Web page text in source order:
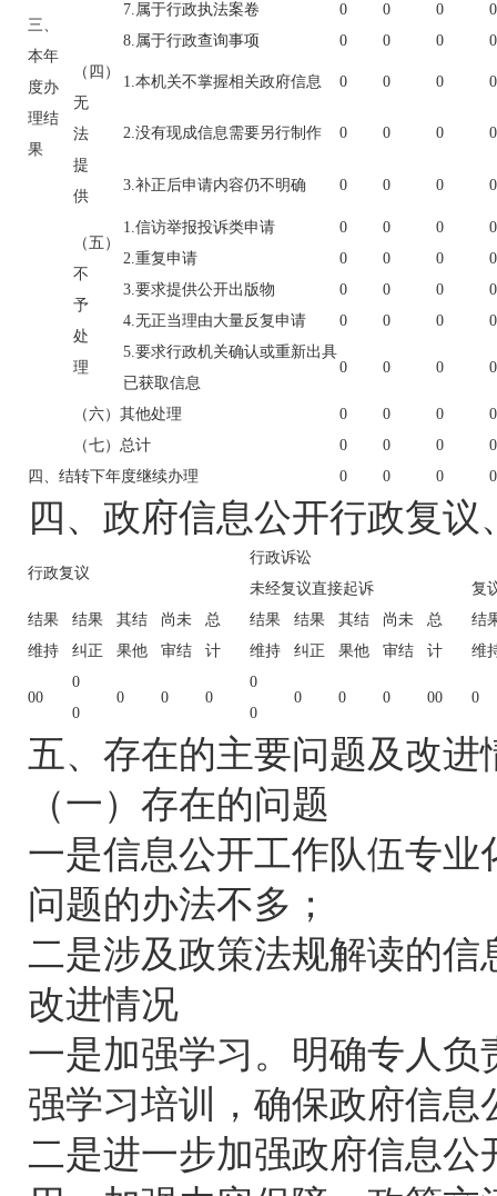
三、
本年
度办
理结
果
7.属于行政执法案卷
0 0 0
0
8.属于行政查询事项
0 0 0
0
（四）
无
法
提
供
1.本机关不掌握相关政府信息 0 0 0 0
2.没有现成信息需要另行制作 0 0 0 0
3.补正后申请内容仍不明确 0 0 0 0
（五）
不
予
处
理
1.信访举报投诉类申请 0 0 0
0
2.重复申请
0 0 0
0
3.要求提供公开出版物
0 0 0
0
4.无正当理由大量反复申请
0 0 0
0
5.要求行政机关确认或重新出具
已获取信息
0 0 0 0
（六）其他处理 0 0 0
0
（七）总计
0 0 0
0
四、结转下年度继续办理
0 0 0 0
四、政府信息公开行政复议
行政复议
行政诉讼
未经复议直接起诉
复
结果
维持
结果
纠正
其结
果他
尚未
审结
总
计
结果
维持
结果
纠正
其结
果他
尚未
审结
总
计
结
维
00
0
0
0 0 0
0
0
0 0 0 00 0
五、存在的主要问题及改进
（一）存在的问题
一是信息公开工作队伍专
问题的办法不多；
二是涉及政策法规解读的
改进情况
一是加强学习。明确专人
强学习培训，确保政府信
二是进一步加强政府信息